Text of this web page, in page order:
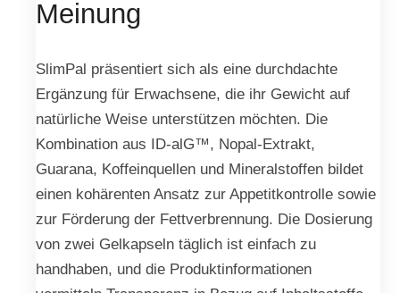
Meinung
SlimPal präsentiert sich als eine durchdachte
Ergänzung für Erwachsene, die ihr Gewicht auf
natürliche Weise unterstützen möchten. Die
Kombination aus ID-alG™, Nopal-Extrakt,
Guarana, Koffeinquellen und Mineralstoffen bildet
einen kohärenten Ansatz zur Appetitkontrolle sowie
zur Förderung der Fettverbrennung. Die Dosierung
von zwei Gelkapseln täglich ist einfach zu
handhaben, und die Produktinformationen